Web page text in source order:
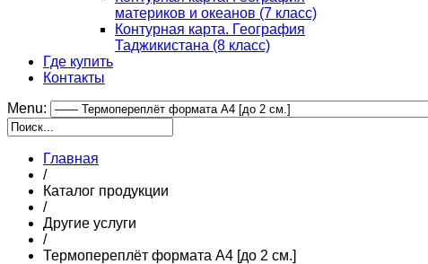
материков и океанов (7 класс)
Контурная карта. География
Таджикистана (8 класс)
Где купить
Контакты
Menu:
Главная
/
Каталог продукции
/
Другие услуги
/
Термопереплёт формата А4 [до 2 см.]